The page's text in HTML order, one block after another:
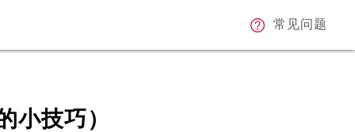
常见问题
小技巧）